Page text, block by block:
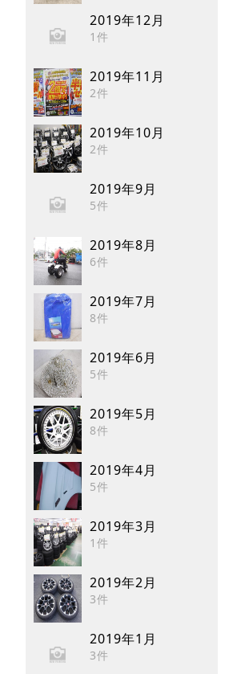
2019年12月
1件
2019年11月
2件
2019年10月
2件
2019年9月
5件
2019年8月
6件
2019年7月
8件
2019年6月
5件
2019年5月
8件
2019年4月
5件
2019年3月
1件
2019年2月
3件
2019年1月
3件